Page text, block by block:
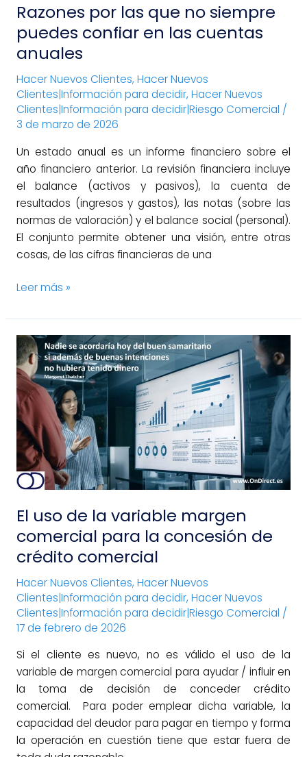
Razones por las que no siempre
puedes confiar en las cuentas
anuales
Hacer Nuevos Clientes, Hacer Nuevos
Clientes|Información para decidir, Hacer Nuevos
Clientes|Información para decidir|Riesgo Comercial /
3 de marzo de 2026
Un estado anual es un informe financiero sobre el
año financiero anterior. La revisión financiera incluye
el balance (activos y pasivos), la cuenta de
resultados (ingresos y gastos), las notas (sobre las
normas de valoración) y el balance social (personal).
El conjunto permite obtener una visión, entre otras
cosas, de las cifras financieras de una
cuentas
anuales
Leer más »
El uso de la variable margen
comercial para la concesión de
crédito comercial
Hacer Nuevos Clientes, Hacer Nuevos
Clientes|Información para decidir, Hacer Nuevos
Clientes|Información para decidir|Riesgo Comercial /
17 de febrero de 2026
Si el cliente es nuevo, no es válido el uso de la
variable de margen comercial para ayudar / influir en
la toma de decisión de conceder crédito
comercial. Para poder emplear dicha variable, la
capacidad del deudor para pagar en tiempo y forma
la operación en cuestión tiene que estar fuera de
El
uso
de
la
variable
margen
comercial
para
la
de
crédito
comercial